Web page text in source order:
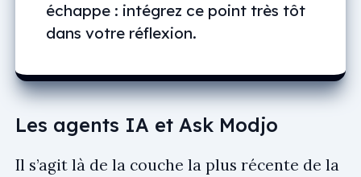
échappe : intégrez ce point très tôt
dans votre réflexion.
Les agents IA et Ask Modjo
Il s’agit là de la couche la plus récente de la